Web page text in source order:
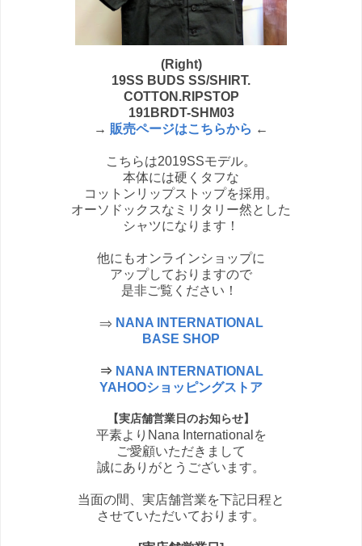
(Right)
19SS BUDS SS/SHIRT.
COTTON.RIPSTOP
191BRDT-SHM03
→ 販売ページはこちらから ←
こちらは2019SSモデル。
本体には硬くタフな
コットンリップストップを採用。
オーソドックスなミリタリー然とした
シャツになります！
他にもオンラインショップに
アップしておりますので
是非ご覧ください！
⇒ NANA INTERNATIONAL
BASE SHOP
⇒ NANA INTERNATIONAL
YAHOOショッピングストア
【実店舗営業日のお知らせ】
平素よりNana Internationalを
ご愛顧いただきまして
誠にありがとうございます。
当面の間、実店舗営業を下記日程と
させていただいております。